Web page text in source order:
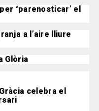
‘parenosticar’ el
a l’aire lliure
Glòria
celebra el